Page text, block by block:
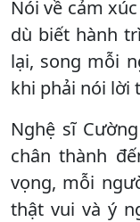
Nói về cảm
dù biết hành
lại, song mỗi
khi phải nói lời
Nghệ sĩ
chân thành
vọng, mỗi
thật vui và ý